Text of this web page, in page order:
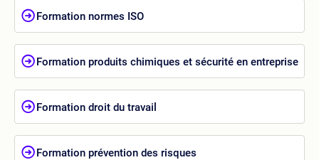
Formation normes ISO
Formation produits chimiques et sécurité en entreprise
Formation droit du travail
Formation prévention des risques